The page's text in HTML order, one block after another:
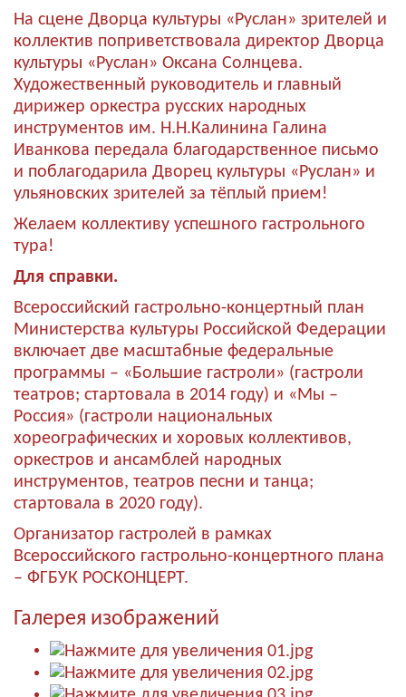
На сцене Дворца культуры «Руслан» зрителей и
коллектив поприветствовала директор Дворца
культуры «Руслан» Оксана Солнцева.
Художественный руководитель и главный
дирижер оркестра русских народных
инструментов им. Н.Н.Калинина Галина
Иванкова передала благодарственное письмо
и поблагодарила Дворец культуры «Руслан» и
ульяновских зрителей за тёплый прием!
Желаем коллективу успешного гастрольного
тура!
Для справки.
Всероссийский гастрольно-концертный план
Министерства культуры Российской Федерации
включает две масштабные федеральные
программы – «Большие гастроли» (гастроли
театров; стартовала в 2014 году) и «Мы –
Россия» (гастроли национальных
хореографических и хоровых коллективов,
оркестров и ансамблей народных
инструментов, театров песни и танца;
стартовала в 2020 году).
Организатор гастролей в рамках
Всероссийского гастрольно-концертного плана
– ФГБУК РОСКОНЦЕРТ.
Галерея изображений